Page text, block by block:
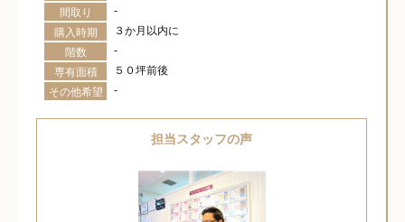
間取り
-
購入時期
３か月以内に
階数
-
専有面積
５０坪前後
その他希望
-
担当スタッフの声